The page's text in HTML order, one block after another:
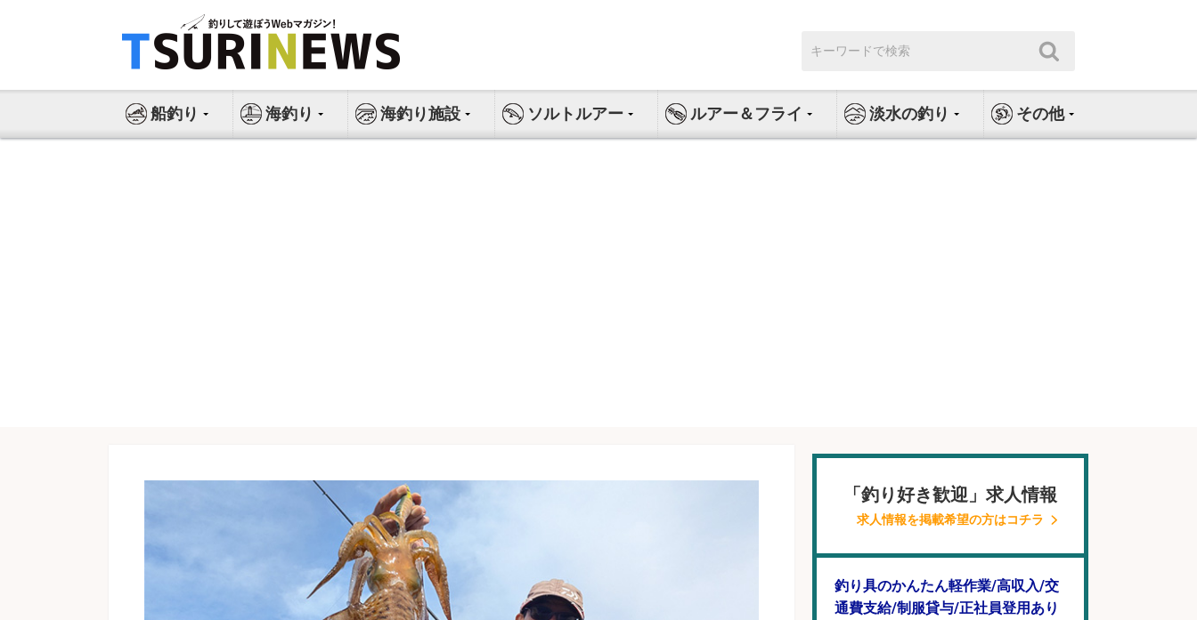
ス
索:
船釣り 海釣り 海釣り施設 ソルトルアー ルアー＆フライ 淡水の釣り その他
「釣り好き歓迎」求人情報
求人情報を掲載希望の方はコチラ
釣り具のかんたん軽作業/高収入/交
通費支給/制服貸与/正社員登用あり